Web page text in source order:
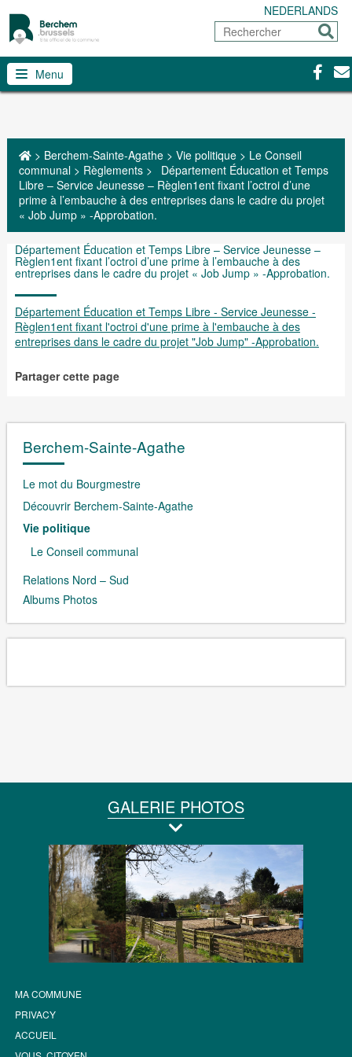
NEDERLANDS
Rechercher
Menu
> Berchem-Sainte-Agathe> Vie politique> Le Conseil
communal> Règlements>
Département Éducation et Temps
Libre – Service Jeunesse – Règlen1ent fixant l’octroi d’une
prime à l’embauche à des entreprises dans le cadre du projet
« Job Jump » -Approbation.
Département Éducation et Temps Libre – Service Jeunesse –
Règlen1ent fixant l’octroi d’une prime à l’embauche à des
entreprises dans le cadre du projet « Job Jump » -Approbation.
Département Éducation et Temps Libre - Service Jeunesse -
Règlen1ent fixant l'octroi d'une prime à l'embauche à des
entreprises dans le cadre du projet "Job Jump" -Approbation.
Partager cette page
Berchem-Sainte-Agathe
Le mot du Bourgmestre
Découvrir Berchem-Sainte-Agathe
Vie politique
Le Conseil communal
Relations Nord – Sud
Albums Photos
GALERIE PHOTOS
MA COMMUNE
PRIVACY
ACCUEIL